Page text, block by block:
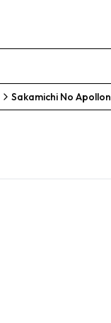
Sakamichi No Apollon